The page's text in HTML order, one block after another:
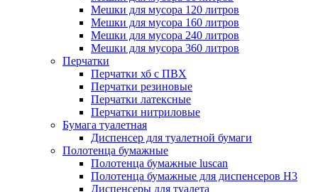
Мешки для мусора 120 литров
Мешки для мусора 160 литров
Мешки для мусора 240 литров
Мешки для мусора 360 литров
Перчатки
Перчатки хб с ПВХ
Перчатки резиновые
Перчатки латексные
Перчатки нитриловые
Бумага туалетная
Диспенсер для туалетной бумаги
Полотенца бумажные
Полотенца бумажные luscan
Полотенца бумажные для диспенсеров H3
Диспенсеры для туалета